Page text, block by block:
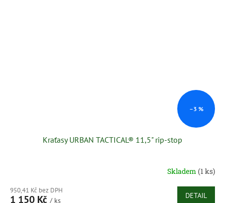
–3 %
Kraťasy URBAN TACTICAL® 11,5" rip-stop
Skladem (1 ks)
950,41 Kč bez DPH
1 150 Kč / ks
DETAIL